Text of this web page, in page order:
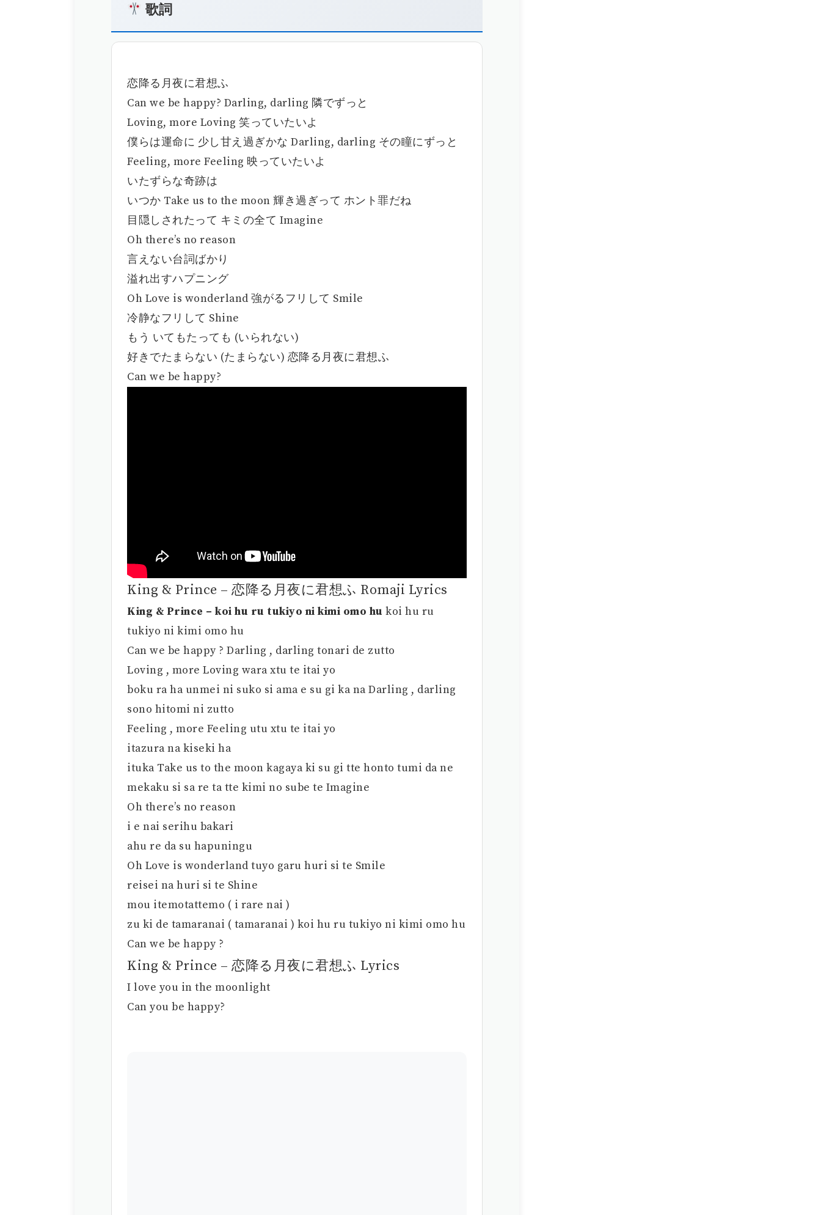
歌詞
恋降る月夜に君想ふ
Can we be happy? Darling, darling 隣でずっと
Loving, more Loving 笑っていたいよ
僕らは運命に 少し甘え過ぎかな Darling, darling その瞳にずっと
Feeling, more Feeling 映っていたいよ
いたずらな奇跡は
いつか Take us to the moon 輝き過ぎって ホント罪だね
目隠しされたって キミの全て Imagine
Oh there’s no reason
言えない台詞ばかり
溢れ出すハプニング
Oh Love is wonderland 強がるフリして Smile
冷静なフリして Shine
もう いてもたっても (いられない)
好きでたまらない (たまらない) 恋降る月夜に君想ふ
Can we be happy?
King & Prince – 恋降る月夜に君想ふ Romaji Lyrics
King & Prince – koi hu ru tukiyo ni kimi omo hu koi hu ru
tukiyo ni kimi omo hu
Can we be happy ? Darling , darling tonari de zutto
Loving , more Loving wara xtu te itai yo
boku ra ha unmei ni suko si ama e su gi ka na Darling , darling
sono hitomi ni zutto
Feeling , more Feeling utu xtu te itai yo
itazura na kiseki ha
ituka Take us to the moon kagaya ki su gi tte honto tumi da ne
mekaku si sa re ta tte kimi no sube te Imagine
Oh there’s no reason
i e nai serihu bakari
ahu re da su hapuningu
Oh Love is wonderland tuyo garu huri si te Smile
reisei na huri si te Shine
mou itemotattemo ( i rare nai )
zu ki de tamaranai ( tamaranai ) koi hu ru tukiyo ni kimi omo hu
Can we be happy ?
King & Prince – 恋降る月夜に君想ふ Lyrics
I love you in the moonlight
Can you be happy?